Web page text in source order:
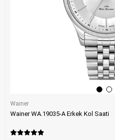
Wainer
Wainer WA.19035-A Erkek Kol Saati